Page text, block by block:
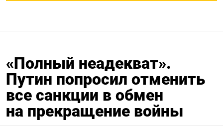
«Полный неадекват».
Путин попросил отменить
все санкции в обмен
на прекращение войны